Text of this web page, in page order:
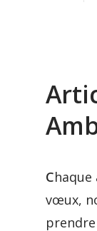
Chaque
vœux,